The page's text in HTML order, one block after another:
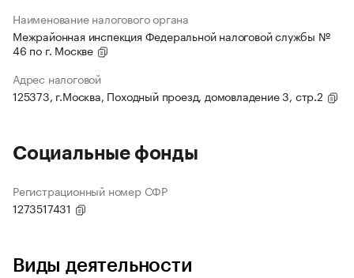
Наименование налогового органа
Межрайонная инспекция Федеральной налоговой службы №
46 по г. Москве
Адрес налоговой
125373, г.Москва, Походный проезд, домовладение 3, стр.2
Социальные фонды
Регистрационный номер СФР
1273517431
Виды деятельности